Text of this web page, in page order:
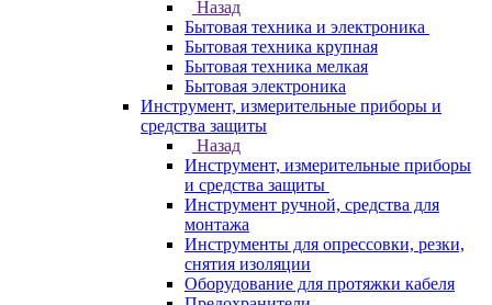
Назад
Бытовая техника и электроника
Бытовая техника крупная
Бытовая техника мелкая
Бытовая электроника
Инструмент, измерительные приборы и
средства защиты
Назад
Инструмент, измерительные приборы
и средства защиты
Инструмент ручной, средства для
монтажа
Инструменты для опрессовки, резки,
снятия изоляции
Оборудование для протяжки кабеля